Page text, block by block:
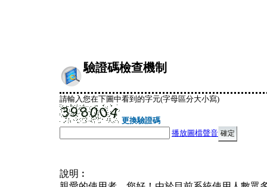
驗證碼檢查機制
請輸入您在下圖中看到的字元(字母區分大小寫)
更換驗證碼
播放圖檔聲音
說明︰